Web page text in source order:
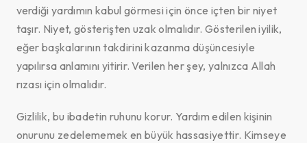
verdiği yardımın kabul görmesi için önce içten bir niyet
taşır. Niyet, gösterişten uzak olmalıdır. Gösterilen iyilik,
eğer başkalarının takdirini kazanma düşüncesiyle
yapılırsa anlamını yitirir. Verilen her şey, yalnızca Allah
rızası için olmalıdır.
Gizlilik, bu ibadetin ruhunu korur. Yardım edilen kişinin
onurunu zedelememek en büyük hassasiyettir. Kimseye